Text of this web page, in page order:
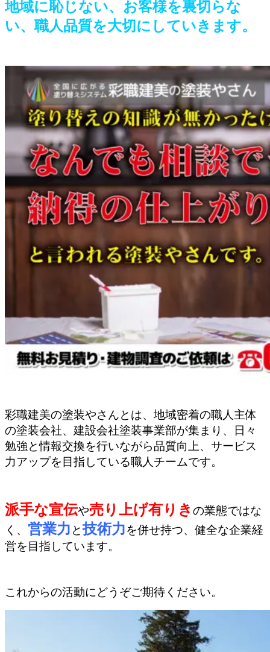
地域に恥じない、お客様を裏切らな
い、職人品質を大切にしていきます。
彩職建美の塗装やさんとは、地域密着の職人主体
の塗装会社、建設会社塗装事業部が集まり、日々
勉強と情報交換を行いながら品質向上、サービス
力アップを目指している職人チームです。
派手な宣伝や売り上げ有りき の業態ではな
く、 営業力 と技術力を併せ持つ、健全な企業経
営を目指しています。
これからの活動にどうぞご期待ください。